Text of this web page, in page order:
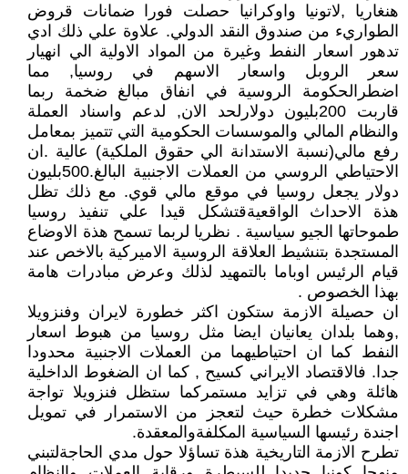
هنغاريا ,لاتونيا واوكرانيا حصلت فورا ضمانات قروض
الطواريء من صندوق النقد الدولي. علاوة علي ذلك ادي
تدهور اسعار النفط وغيرة من المواد الاولية الي انهيار
سعر الروبل واسعار الاسهم في روسيا, مما
اضطرالحكومة الروسية في انفاق مبالغ ضخمة ربما
قاربت 200بليون دولارلحد الان, لدعم واسناد العملة
والنظام المالي والموسسات الحكومية التي تتميز بمعامل
رفع مالي(نسبة الاستدانة الي حقوق الملكية) عالية .ان
الاحتياطي الروسي من العملات الاجنبية البالغ.500بليون
دولار يجعل روسيا في موقع مالي قوي. مع ذلك تظل
هذة الاحداث الواقعيةقتشكل قيدا علي تنفيذ روسيا
طموحاتها الجيو سياسية . نظريا لربما تسمح هذة الاوضاع
المستجدة بتنشيط العلاقة الروسية الاميركية بالاخص عند
قيام الرئيس اوباما بالتمهيد لذلك وعرض مبادرات هامة
بهذا الخصوص .
ان حصيلة الازمة ستكون اكثر خطورة لايران وفنزويلا
,وهما بلدان يعانيان ايضا مثل روسيا من هبوط اسعار
النفط كما ان احتياطيهما من العملات الاجنبية محدودا
جدا. فالاقتصاد الايراني كسيح , كما ان الضغوط الداخلية
هائلة وهي في تزايد مستمركما ستظل فنزويلا تواجة
مشكلات خطرة حيث لتعجز من الاستمرار في تمويل
اجندة رئيسها السياسية المكلفةوالمعقدة.
تطرح الازمة التاريخية هذة تساؤلا حول مدي الحاجةلتبني